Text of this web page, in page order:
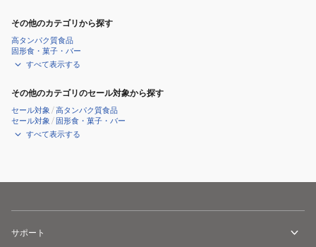
その他のカテゴリから探す
高タンパク質食品
固形食・菓子・バー
すべて表示する
その他のカテゴリのセール対象から探す
セール対象 /高タンパク質食品
セール対象 / 固形食・菓子・バー
すべて表示する
サポート